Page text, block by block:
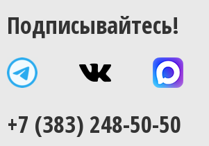
Подписывайтесь!
+7 (383) 248-50-50